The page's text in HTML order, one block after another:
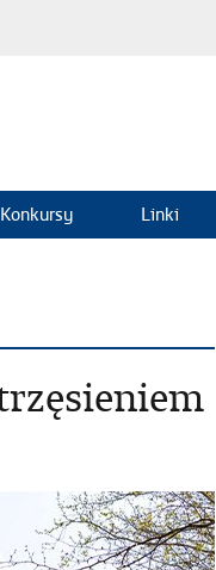
Konkursy Linki